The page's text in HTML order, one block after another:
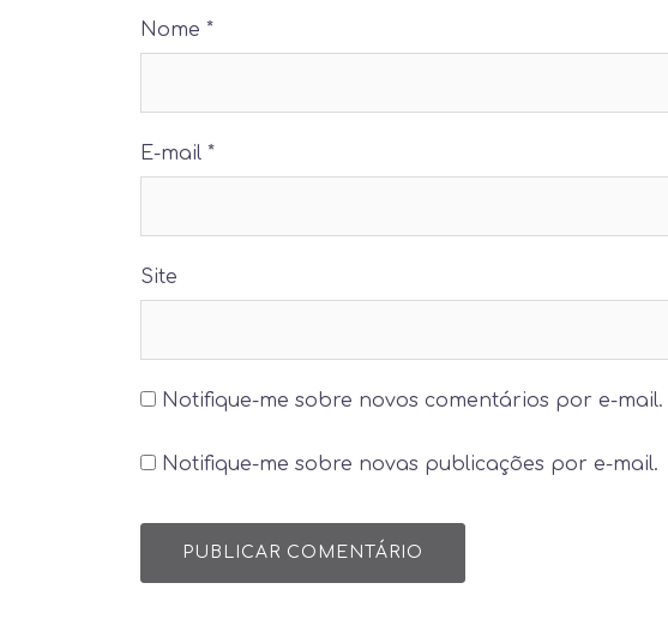
Nome *
E-mail *
Site
Notifique-me sobre novos comentários por e-mail.
Notifique-me sobre novas publicações por e-mail.